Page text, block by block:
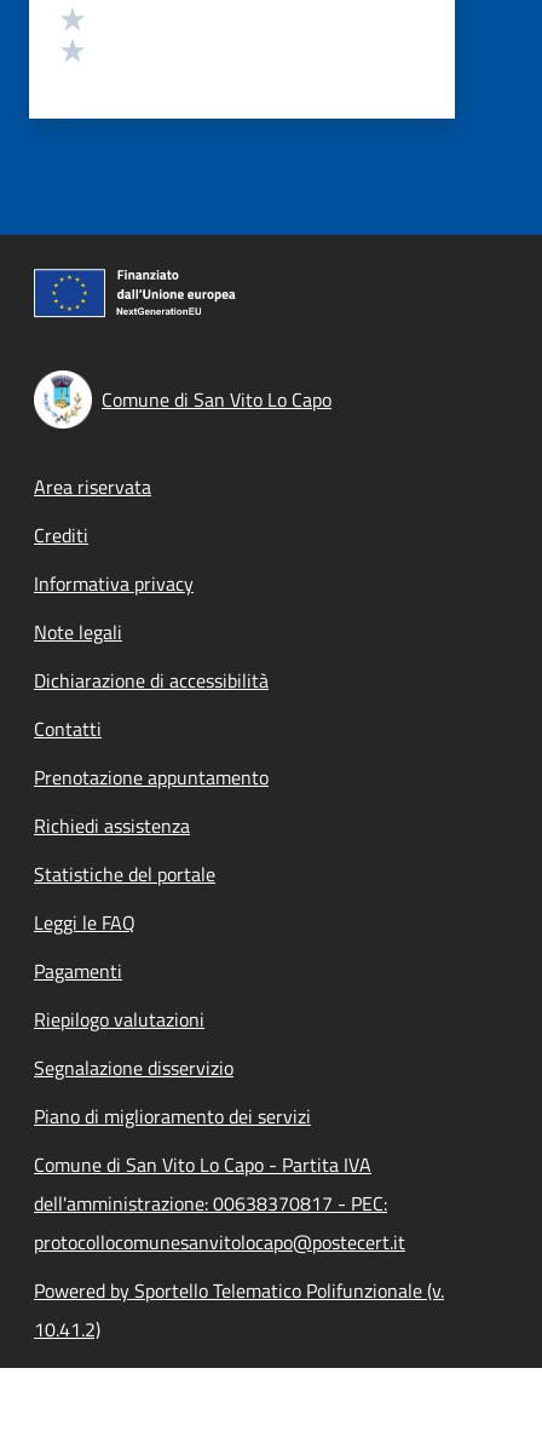
Comune di San Vito Lo Capo
Footer menu
Area riservata
Crediti
Informativa privacy
Note legali
Dichiarazione di accessibilità
Contatti
Prenotazione appuntamento
Richiedi assistenza
Statistiche del portale
Leggi le FAQ
Pagamenti
Riepilogo valutazioni
Segnalazione disservizio
Piano di miglioramento dei servizi
Comune di San Vito Lo Capo - Partita IVA
dell'amministrazione: 00638370817 - PEC:
protocollocomunesanvitolocapo@postecert.it
Powered by Sportello Telematico Polifunzionale (v.
10.41.2)